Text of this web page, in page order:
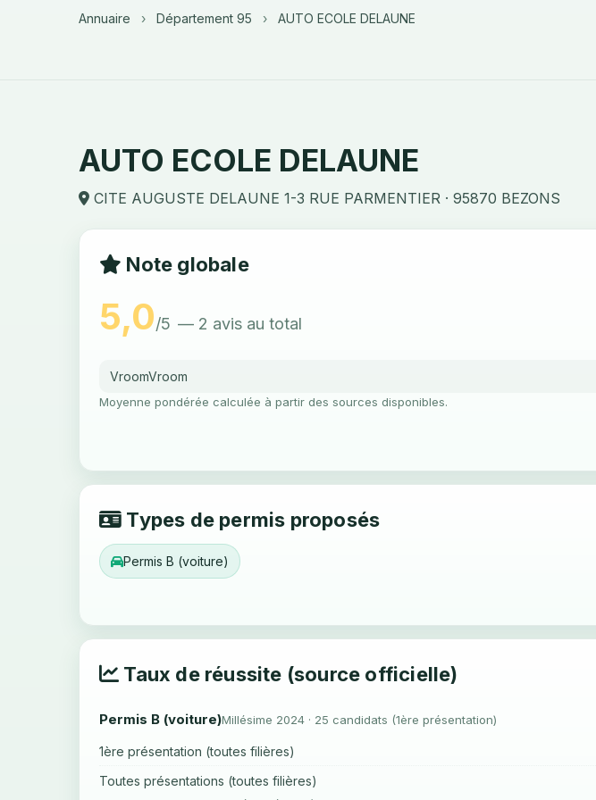
Annuaire › Département 95 › AUTO ECOLE DELAUNE
AUTO ECOLE DELAUNE
CITE AUGUSTE DELAUNE 1-3 RUE PARMENTIER · 95870 BEZONS
Note globale
5,0/5 — 2 avis au total
VroomVroom
Moyenne pondérée calculée à partir des sources disponibles.
Types de permis proposés
Permis B (voiture)
Taux de réussite (source officielle)
Permis B (voiture)Millésime 2024 · 25 candidats (1ère présentation)
1ère présentation (toutes filières)
Toutes présentations (toutes filières)